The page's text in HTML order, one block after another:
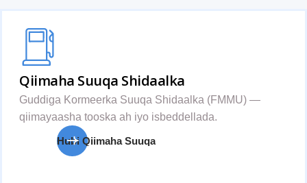
Qiimaha Suuqa Shidaalka
Guddiga Kormeerka Suuqa Shidaalka (FMMU) —
qiimayaasha tooska ah iyo isbeddellada.
Hubi Qiimaha Suuqa